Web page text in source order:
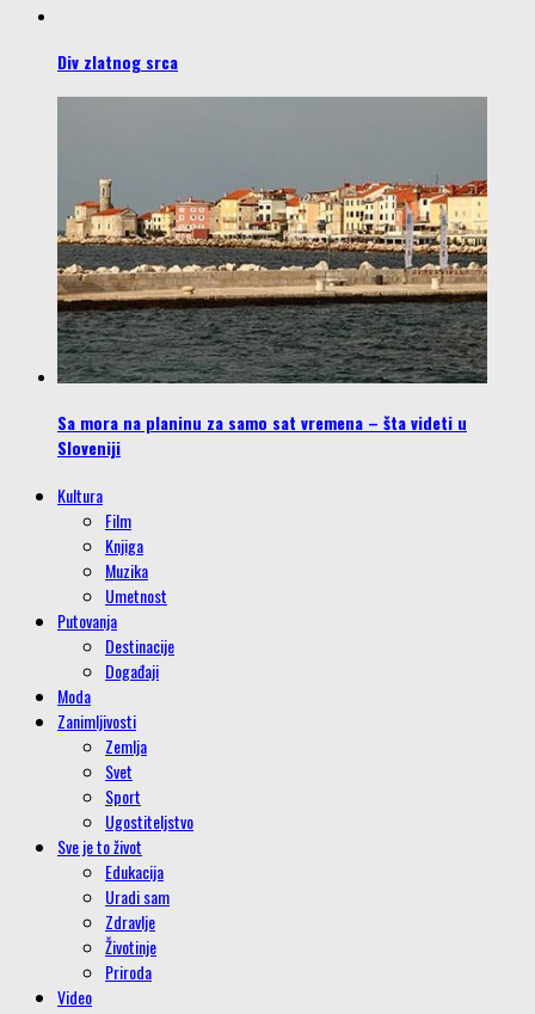
Div zlatnog srca
Sa mora na planinu za samo sat vremena – šta videti u
Sloveniji
Kultura
Film
Knjiga
Muzika
Umetnost
Putovanja
Destinacije
Događaji
Moda
Zanimljivosti
Zemlja
Svet
Sport
Ugostiteljstvo
Sve je to život
Edukacija
Uradi sam
Zdravlje
Životinje
Priroda
Video